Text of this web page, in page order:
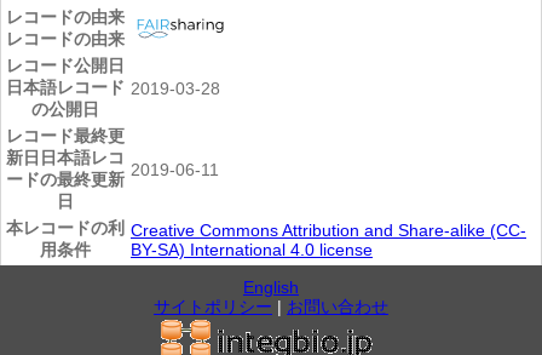
レコードの由来
レコードの由来
レコード公開日
日本語レコード
の公開日
2019-03-28
レコード最終更
新日 日本語レコ
ードの最終更新
日
2019-06-11
本レコードの利
用条件
Creative Commons Attribution and Share-alike (CC-
BY-SA) International 4.0 license
English
サイトポリシー | お問い合わせ